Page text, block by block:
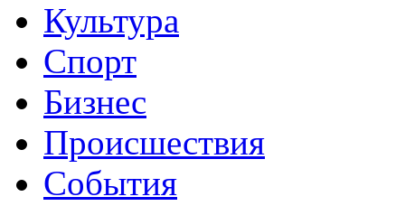
Культура
Спорт
Бизнес
Происшествия
События